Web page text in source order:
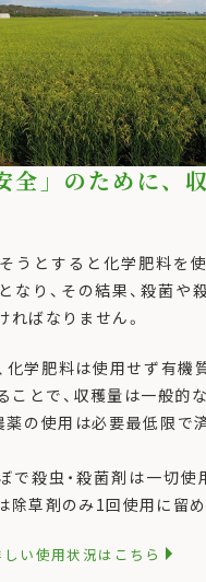
全」のために、
うとすると化学肥料を
なり、その結果、殺菌や
ればなりません。
化学肥料は使用せず有機
ことで、収穫量は一般的
薬の使用は必要最低限で
で殺虫・殺菌剤は一切使
除草剤のみ1回使用に留め
い使用状況はこちら